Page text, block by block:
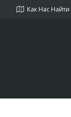
Как Нас Найти